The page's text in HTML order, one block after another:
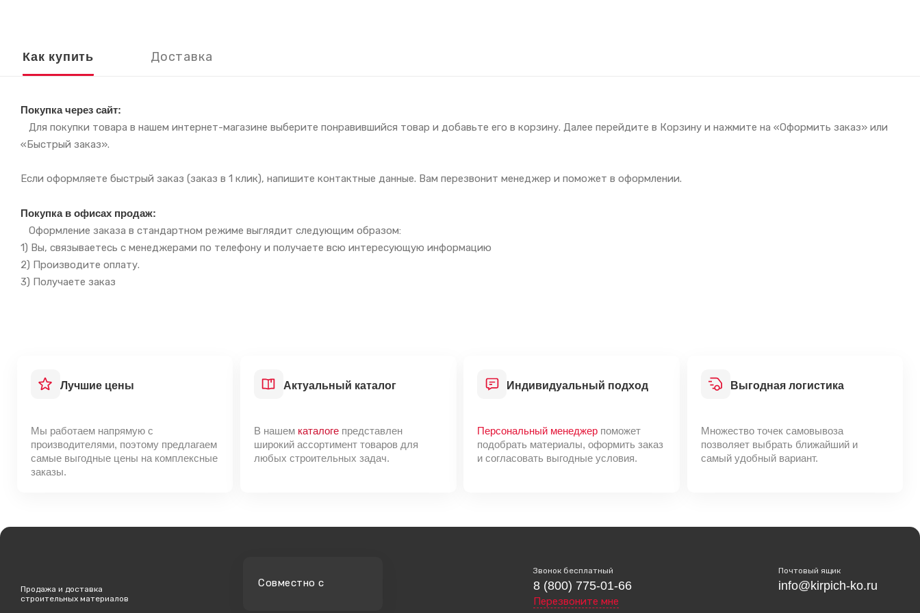
Лучшие цены
Мы работаем напрямую с
производителями, поэтому предлагаем
самые выгодные цены на комплексные
заказы.
Актуальный каталог
В нашем каталогепредставлен
широкий ассортимент товаров для
любых строительных задач.
Индивидуальный подход
Персональный менеджер поможет
подобрать материалы, оформить заказ
и согласовать выгодные условия.
Выгодная логистика
Множество точек самовывоза
позволяет выбрать ближайший и
самый удобный вариант.
Как купить Доставка
Покупка через сайт:
Для покупки товара в нашем интернет-магазине выберите понравившийся товар и добавьте его в корзину. Далее перейдите в Корзину и нажмите на «Оформить заказ» или
«Быстрый заказ».
Если оформляете быстрый заказ (заказ в 1 клик), напишите контактные данные. Вам перезвонит менеджер и поможет в оформлении.
Покупка в офисах продаж:
Оформление заказа в стандартном режиме выглядит следующим образом:
1) Вы, связываетесь с менеджерами по телефону и получаете всю интересующую информацию
2) Производите оплату.
3) Получаете заказ
Продажа и доставка
строительных материалов
Cовместно с
Звонок бесплатный
8 (800) 775-01-66
Перезвоните мне
Почтовый ящик
info@kirpich-ko.ru